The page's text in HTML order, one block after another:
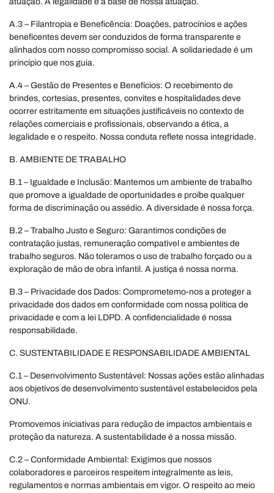
A.3 – Filantropia e Beneficência: Doações, patrocínios e ações
beneficentes devem ser conduzidos de forma transparente e
alinhados com nosso compromisso social. A solidariedade é um
princípio que nos guia.
A.4 – Gestão de Presentes e Benefícios: O recebimento de
brindes, cortesias, presentes, convites e hospitalidades deve
ocorrer estritamente em situações justificáveis no contexto de
relações comerciais e profissionais, observando a ética, a
legalidade e o respeito. Nossa conduta reflete nossa integridade.
B. AMBIENTE DE TRABALHO
B.1 – Igualdade e Inclusão: Mantemos um ambiente de trabalho
que promove a igualdade de oportunidades e proíbe qualquer
forma de discriminação ou assédio. A diversidade é nossa força.
B.2 – Trabalho Justo e Seguro: Garantimos condições de
contratação justas, remuneração compatível e ambientes de
trabalho seguros. Não toleramos o uso de trabalho forçado ou a
exploração de mão de obra infantil. A justiça é nossa norma.
B.3 – Privacidade dos Dados: Comprometemo-nos a proteger a
privacidade dos dados em conformidade com nossa política de
privacidade e com a lei LDPD. A confidencialidade é nossa
responsabilidade.
C. SUSTENTABILIDADE E RESPONSABILIDADE AMBIENTAL
C.1 – Desenvolvimento Sustentável: Nossas ações estão alinhadas
aos objetivos de desenvolvimento sustentável estabelecidos pela
ONU.
Promovemos iniciativas para redução de impactos ambientais e
proteção da natureza. A sustentabilidade é a nossa missão.
C.2 – Conformidade Ambiental: Exigimos que nossos
colaboradores e parceiros respeitem integralmente as leis,
regulamentos e normas ambientais em vigor. O respeito ao meio